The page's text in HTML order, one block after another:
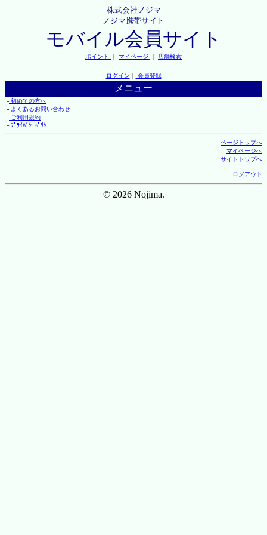
株式会社ノジマ
ノジマ携帯サイト
モバイル会員サイト
ポイント ｜ マイページ ｜ 店舗検索
ログイン ｜ 会員登録
メニュー
├初めての方へ
├ よくあるお問い合わせ
├ご利用規約
└ﾌﾟﾗｲﾊﾞｼｰﾎﾟﾘｼｰ
ページトップへ
マイページへ
サイトトップへ
ログアウト
© 2026 Nojima.